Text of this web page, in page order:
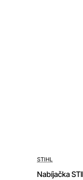
-34%
STIHL
Nabíjačka